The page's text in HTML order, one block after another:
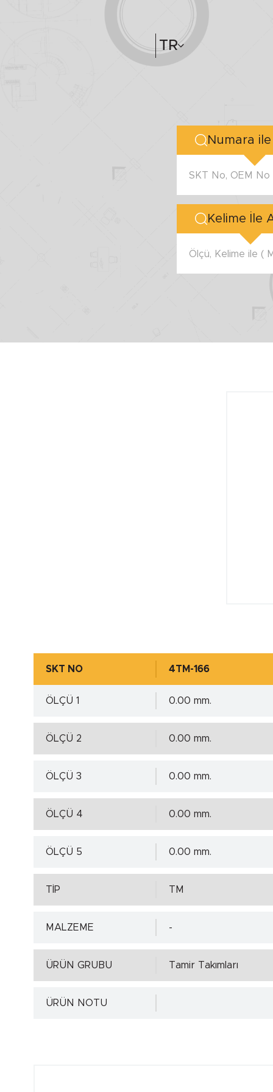
TR
SKT No, OEM
Kelime İle
Ölçü, Kelime ile (
SKT NO 4TM-166
ÖLÇÜ 1 0.00 mm.
ÖLÇÜ 2 0.00 mm.
ÖLÇÜ 3 0.00 mm.
ÖLÇÜ 4 0.00 mm.
ÖLÇÜ 5 0.00 mm.
TİP TM
MALZEME -
ÜRÜN GRUBU Tamir Takımları
ÜRÜN NOTU